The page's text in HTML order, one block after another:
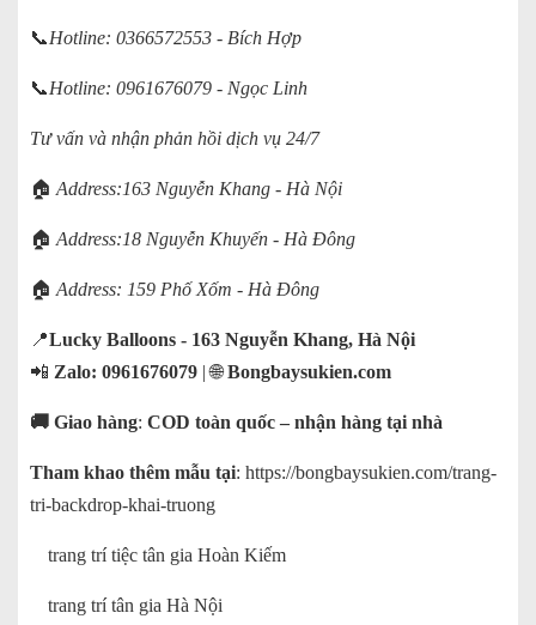
📞Hotline: 0366572553 - Bích Hợp
📞Hotline: 0961676079 - Ngọc Linh
Tư vấn và nhận phản hồi dịch vụ 24/7
🏠 Address:163 Nguyễn Khang - Hà Nội
🏠 Address:18 Nguyễn Khuyến - Hà Đông
🏠 Address: 159 Phố Xốm - Hà Đông
📍Lucky Balloons - 163 Nguyễn Khang, Hà Nội
📲 Zalo: 0961676079 |🌐 Bongbaysukien.com
🚚 Giao hàng: COD toàn quốc – nhận hàng tại nhà
Tham khao thêm mẫu tại: https://bongbaysukien.com/trang-
tri-backdrop-khai-truong
trang trí tiệc tân gia Hoàn Kiếm
trang trí tân gia Hà Nội